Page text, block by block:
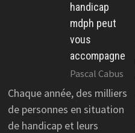
handicap
mdph peut
vous
accompagne
Pascal Cabus
Chaque année, des milliers
de personnes en situation
de handicap et leurs